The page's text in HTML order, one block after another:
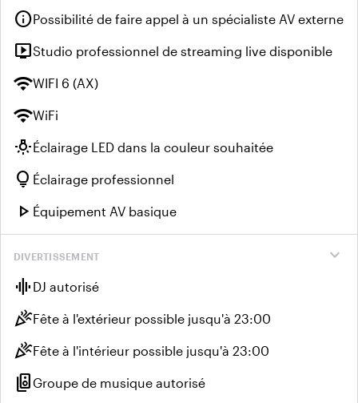
infoPossibilité de faire appel à un spécialiste AV externe
live_tvStudio professionnel de streaming live disponible
wifiWIFI 6 (AX)
wifiWiFi
wb_incandescentÉclairage LED dans la couleur souhaitée
lightbulb Éclairage professionnel
play_arrow Équipement AV basique
expand_more
DIVERTISSEMENT
graphic_eq DJ autorisé
celebrationFête à l'extérieur possible jusqu'à 23:00
celebrationFête à l'intérieur possible jusqu'à 23:00
speaker_groupGroupe de musique autorisé